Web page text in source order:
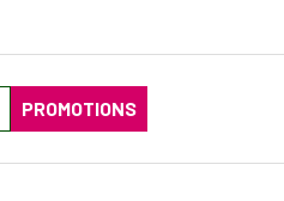
PROMOTIONS